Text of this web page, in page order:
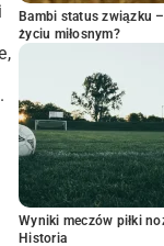
Bambi status związku
życiu miłosnym?
Wyniki meczów piłki
Historia